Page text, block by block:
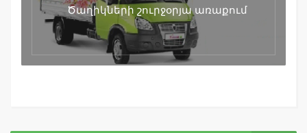
Ծաղիկների շուրջօրյա առաքում